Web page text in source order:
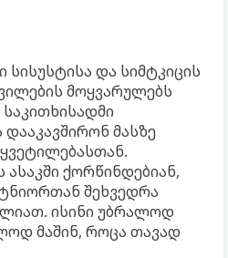
სისუსტისა და სიმტკიცის
მოყვარულებს
მასზე
ასაკში ქორწინდებიან,
შეხვედრა
ისინი უბრალოდ
მაშინ, როცა თავად